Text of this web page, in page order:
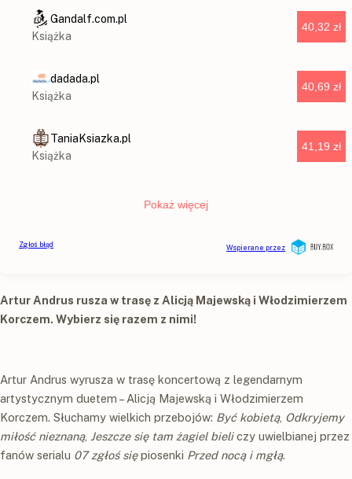
Artur Andrus rusza w trasę z Alicją Majewską i Włodzimierzem
Korczem. Wybierz się razem z nimi!
Artur Andrus wyrusza w trasę koncertową z legendarnym
artystycznym duetem – Alicją Majewską i Włodzimierzem
Korczem. Słuchamy wielkich przebojów: Być kobietą, Odkryjemy
miłość nieznaną, Jeszcze się tam żagiel bieliczy uwielbianej przez
fanów serialu 07 zgłoś siępiosenki Przed nocą i mgłą.